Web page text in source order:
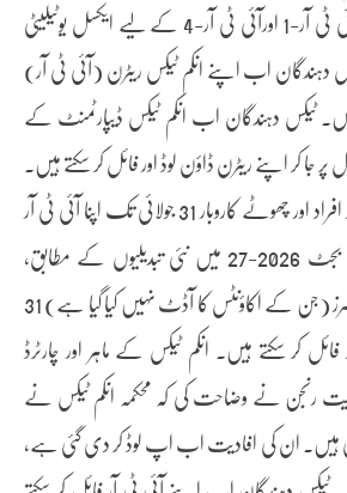
2026-27) کے لیے آئی ٹی آر-1 اورآئی ٹی آر-4 کے لیے ایکسل یوٹیلیٹی
اب اپنے انکم ٹیکس ریٹرن (آئی ٹی آر)
ٹیکس دہندگان اب انکم ٹیکس ڈیپارٹمنٹ کے
جا کر اپنے ریٹرن ڈاؤن لوڈ اور فائل کر سکتے ہیں۔
محکمہ کے مطابق، تنخواہ دار افراد اور چھوٹے کاروبار 31 جولائی تک اپنا آئی ٹی آر
فائل کر سکتے ہیں۔ تاہم، بجٹ 2026-27 میں نئی تبدیلیوں کے مطابق،
چھوٹے کاروبار اور فری لانسرز (جن کے اکاؤنٹس کا آڈٹ نہیں کیا گیا ہے) 31
کر سکتے ہیں۔ انکم ٹیکس کے ماہر اور چارٹرڈ
نے وضاحت کی کہ محکمہ انکم ٹیکس نے
کی ہیں۔ ان کی افادیت اب اپ لوڈ کر دی گئی ہے،